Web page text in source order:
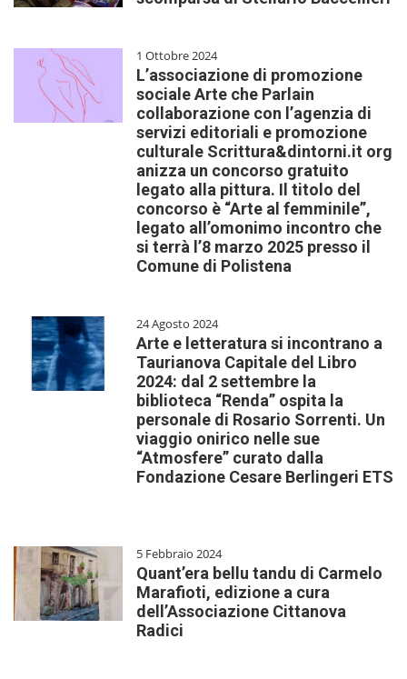
1 Ottobre 2024
L’associazione di promozione
sociale Arte che Parlain
collaborazione con l’agenzia di
servizi editoriali e promozione
culturale Scrittura&dintorni.it org
anizza un concorso gratuito
legato alla pittura. Il titolo del
concorso è “Arte al femminile”,
legato all’omonimo incontro che
si terrà l’8 marzo 2025 presso il
Comune di Polistena
24 Agosto 2024
Arte e letteratura si incontrano a
Taurianova Capitale del Libro
2024: dal 2 settembre la
biblioteca “Renda” ospita la
personale di Rosario Sorrenti. Un
viaggio onirico nelle sue
“Atmosfere” curato dalla
Fondazione Cesare Berlingeri ETS
5 Febbraio 2024
Quant’era bellu tandu di Carmelo
Marafioti, edizione a cura
dell’Associazione Cittanova
Radici